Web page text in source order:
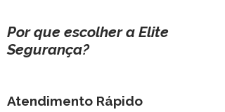
Por que escolher a Elite
Segurança?
Atendimento Rápido